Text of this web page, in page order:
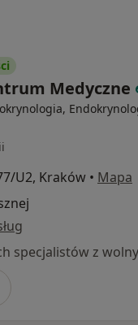
Medyczne
U2, Kraków • Mapa